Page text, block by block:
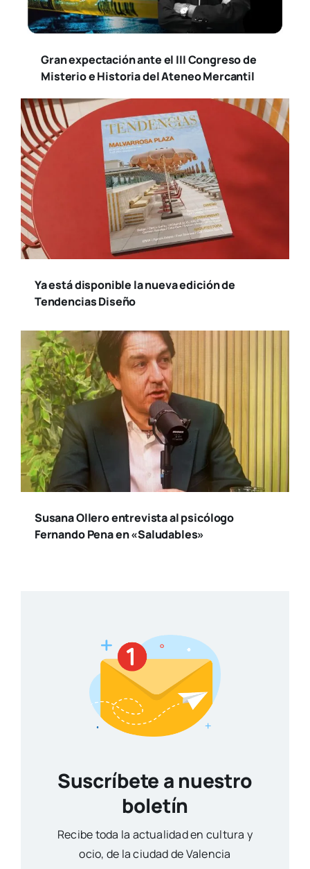
Gran expectación ante el III Congreso de
Misterio e Historia del Ateneo Mercantil
Ya está disponible la nueva edición de
Tendencias Diseño
Susana Ollero entrevista al psicólogo
Fernando Pena en «Saludables»
Suscríbete a nuestro
boletín
Reci­be toda la actua­li­dad en cul­tu­ra y
ocio, de la ciu­dad de Valen­cia